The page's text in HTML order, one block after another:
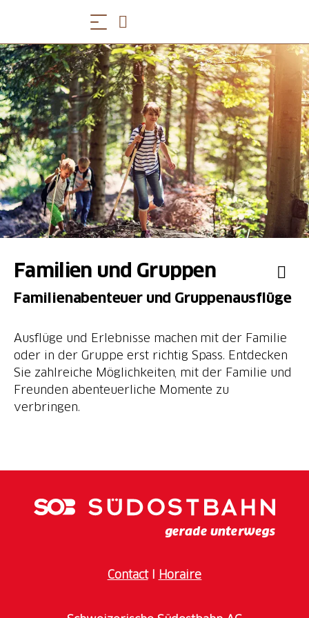
Familien und Gruppen
Familienabenteuer und Gruppenausflüge
Ausflüge und Erlebnisse machen mit der Familie
oder in der Gruppe erst richtig Spass. Entdecken
Sie zahlreiche Möglichkeiten, mit der Familie und
Freunden abenteuerliche Momente zu
verbringen.
ContactI Horaire